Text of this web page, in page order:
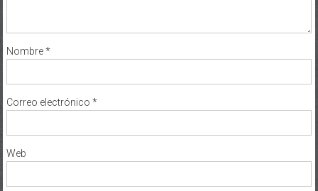
Nombre*
Correo electrónico *
Web